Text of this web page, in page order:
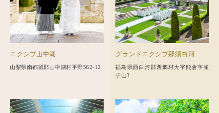
エクシブ山中湖
山梨県南都留郡山中湖村平野562-12
グランドエクシブ那須白河
福島県西白河郡西郷村大字熊倉字雀
子山3